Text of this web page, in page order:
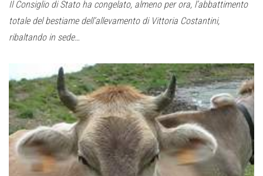
Il Consiglio di Stato ha congelato, almeno per ora, l’abbattimento
totale del bestiame dell’allevamento di Vittoria Costantini,
ribaltando in sede…